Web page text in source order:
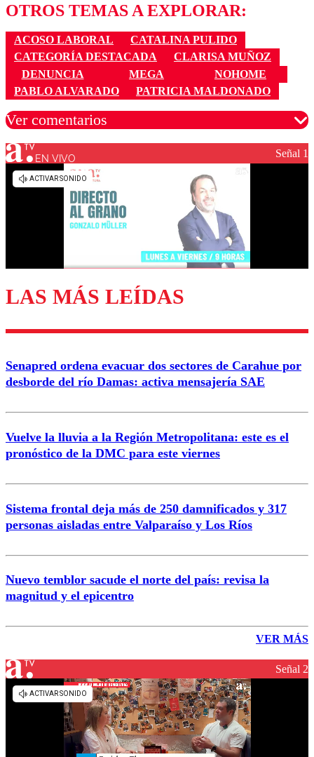
OTROS TEMAS A EXPLORAR:
ACOSO LABORAL
CATALINA PULIDO
CATEGORÍA DESTACADA
CLARISA MUÑOZ
DENUNCIA
MEGA
NOHOME
PABLO ALVARADO
PATRICIA MALDONADO
Ver comentarios
Los comentarios son moderados para garantizar un
diálogo respetuoso.
Enviar comentario
EN VIVO Señal 1
LAS MÁS LEÍDAS
Senapred ordena evacuar dos sectores de Carahue por
desborde del río Damas: activa mensajería SAE
Vuelve la lluvia a la Región Metropolitana: este es el
pronóstico de la DMC para este viernes
Sistema frontal deja más de 250 damnificados y 317
personas aisladas entre Valparaíso y Los Ríos
Nuevo temblor sacude el norte del país: revisa la
magnitud y el epicentro
VER MÁS
Señal 2